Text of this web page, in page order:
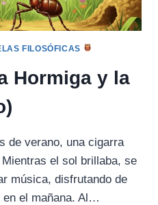
FILOSÓFICAS
Hormiga y la
de verano, una cigarra
el sol brillaba, se
música, disfrutando de
en el mañana. Al…